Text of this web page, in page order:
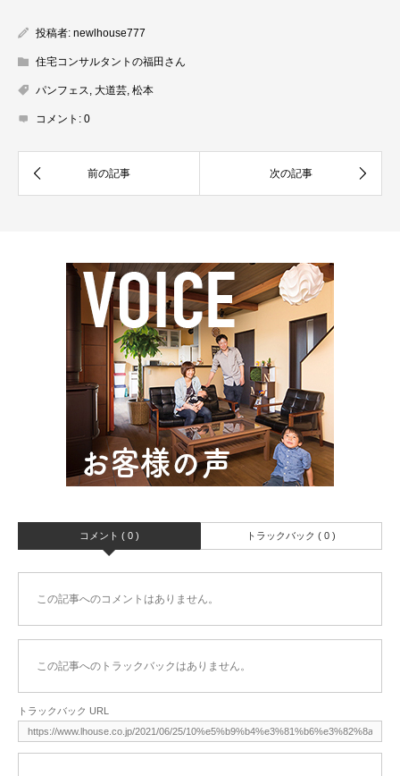
投稿者: newlhouse777
住宅コンサルタントの福田さん
パンフェス, 大道芸, 松本
コメント: 0
コメント ( 0 ) トラックバック ( 0 )
この記事へのコメントはありません。
この記事へのトラックバックはありません。
トラックバック URL